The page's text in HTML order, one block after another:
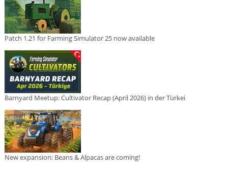
Patch 1.21 for Farming Simulator 25 now available
Barnyard Meetup: Cultivator Recap (April 2026) in der Türkei
New expansion: Beans & Alpacas are coming!